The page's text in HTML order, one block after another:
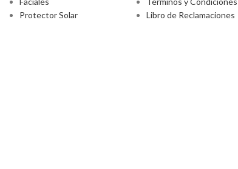
Protector Solar
Libro de Reclamaciones